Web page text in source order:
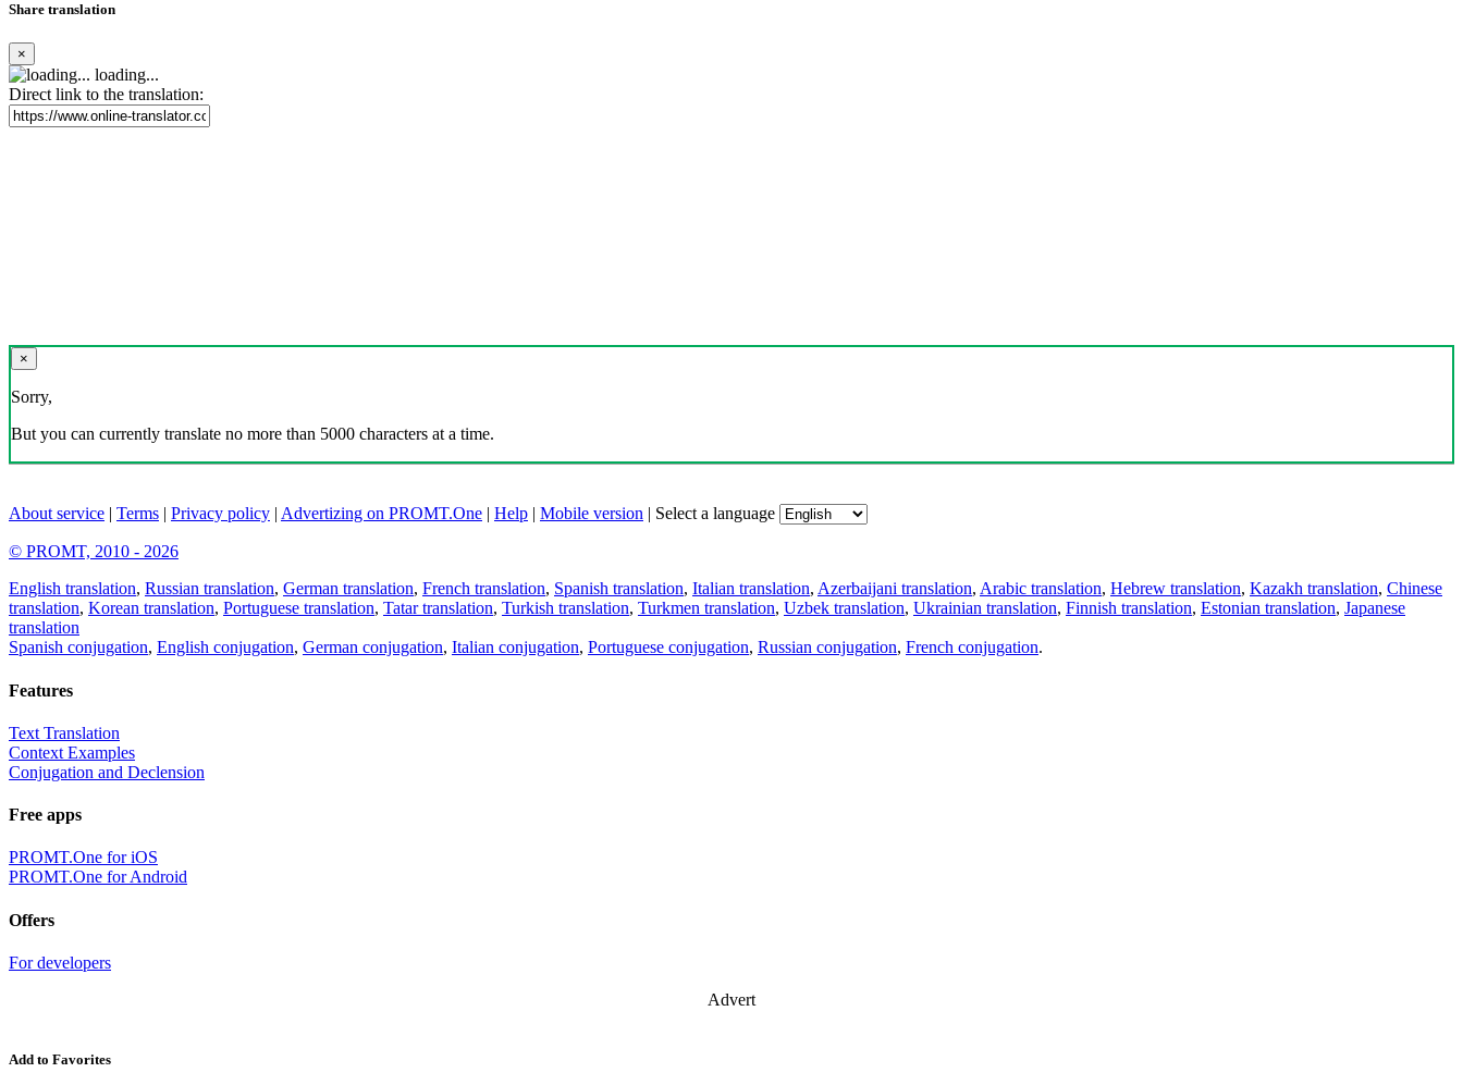
Share translation
×
loading...
Direct link to the translation:
×
Sorry,
But you can currently translate no more than 5000 characters at a time.
About service | Terms | Privacy policy | Advertizing on PROMT.One | Help | Mobile version | Select a language
© PROMT, 2010 - 2026
English translation, Russian translation, German translation, French translation, Spanish translation, Italian translation, Azerbaijani translation, Arabic translation, Hebrew translation, Kazakh translation, Chinese
translation, Korean translation, Portuguese translation, Tatar translation, Turkish translation, Turkmen translation, Uzbek translation, Ukrainian translation, Finnish translation, Estonian translation, Japanese
translation
Spanish conjugation, English conjugation, German conjugation, Italian conjugation, Portuguese conjugation, Russian conjugation, French conjugation.
Features
Text Translation
Context Examples
Conjugation and Declension
Free apps
PROMT.One for iOS
PROMT.One for Android
Offers
For developers
Advert
Add to Favorites